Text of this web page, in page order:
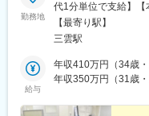
勤務地
代1分単位で支給】
ル2階※受動喫煙対策
【最寄り駅】
三雲駅
給与
年収410万円（34歳・
年収350万円（31歳・